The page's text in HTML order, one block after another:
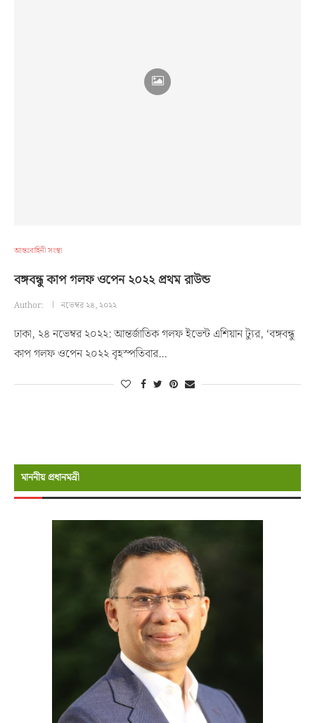
আন্তঃবাহিনী সংস্থা
বঙ্গবন্ধু কাপ গলফ ওপেন ২০২২ প্রথম রাউন্ড
Author: নভেম্বর ২৪, ২০২২
ঢাকা, ২৪ নভেম্বর ২০২২: আন্তর্জাতিক গলফ ইভেন্ট এশিয়ান ট্যুর, ‘বঙ্গবন্ধু
কাপ গলফ ওপেন ২০২২ বৃহস্পতিবার…
মাননীয় প্রধানমন্রী